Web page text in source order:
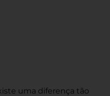
uma diferença tão